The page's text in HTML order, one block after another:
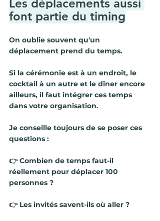
Les déplacements aussi
font partie du timing
On oublie souvent qu'un
déplacement prend du temps.
Si la cérémonie est à un endroit, le
cocktail à un autre et le dîner encore
ailleurs, il faut intégrer ces temps
dans votre organisation.
Je conseille toujours de se poser ces
questions :
👉 Combien de temps faut-il
réellement pour déplacer 100
personnes ?
👉 Les invités savent-ils où aller ?